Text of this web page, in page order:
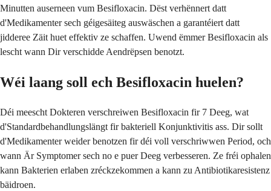
Minutten auserneen vum Besifloxacin. Dëst verhënnert datt
d'Medikamenter sech géigesäiteg auswäschen a garantéiert datt
jidderee Zäit huet effektiv ze schaffen. Uwend ëmmer Besifloxacin als
lescht wann Dir verschidde Aendrëpsen benotzt.
Wéi laang soll ech Besifloxacin huelen?
Déi meescht Dokteren verschreiwen Besifloxacin fir 7 Deeg, wat
d'Standardbehandlungslängt fir bakteriell Konjunktivitis ass. Dir sollt
d'Medikamenter weider benotzen fir déi voll verschriwwen Period, och
wann Är Symptomer sech no e puer Deeg verbesseren. Ze fréi ophalen
kann Bakterien erlaben zréckzekommen a kann zu Antibiotikaresistenz
bäidroen.